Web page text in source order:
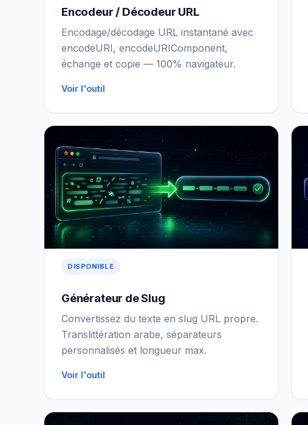
Encodeur / Décodeur URL
Encodage/décodage URL instantané avec
encodeURI, encodeURIComponent,
échange et copie — 100% navigateur.
Voir l'outil
DISPONIBLE
Générateur de Slug
Convertissez du texte en slug URL propre.
Translittération arabe, séparateurs
personnalisés et longueur max.
Voir l'outil